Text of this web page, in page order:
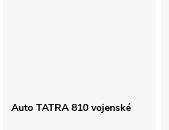
Auto TATRA 810 vojenské